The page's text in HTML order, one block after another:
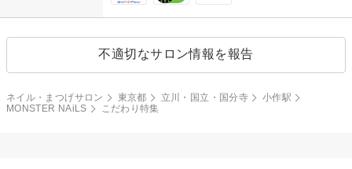
不適切なサロン情報を報告
ネイル・まつげサロン 東京都 立川・国立・国分寺
小作駅
MONSTER NAiLS
こだわり特集